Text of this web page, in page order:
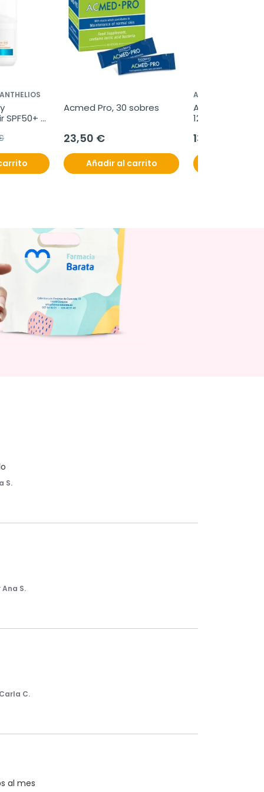
SPF50+
Acmed Pro, 30 sobres
23,50 €
Añadir al carrito
ACCUDOCTOR
Accudoctor
12 parámetros
Glucosa, 100
13,95 €
S.
Ana S.
Carla C.
al mes